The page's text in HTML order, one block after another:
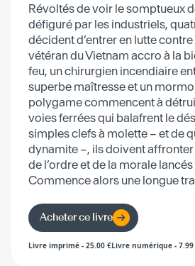
Révoltés de voir le somptueux
défiguré par les industriels,
décident d’entrer en lutte contre
vétéran du Vietnam accro à la
feu, un chirurgien incendiaire
superbe maîtresse et un
polygame commencent à
voies ferrées qui balafrent le
simples clefs à molette – et de
dynamite –, ils doivent
de l’ordre et de la morale
Commence alors une longue
Acheter ce livre
Livre imprimé - 25.00 €Livre numérique - 7.99